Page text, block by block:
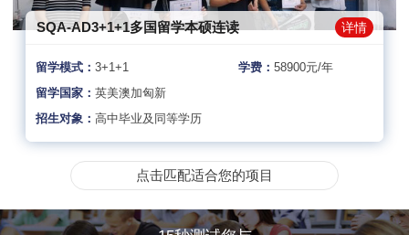
SQA-AD3+1+1多国留学本硕连读 详情
留学模式：3+1+1 学费： 58900元/年
留学国家：英美澳加匈新
招生对象：高中毕业及同等学历
点击匹配适合您的项目